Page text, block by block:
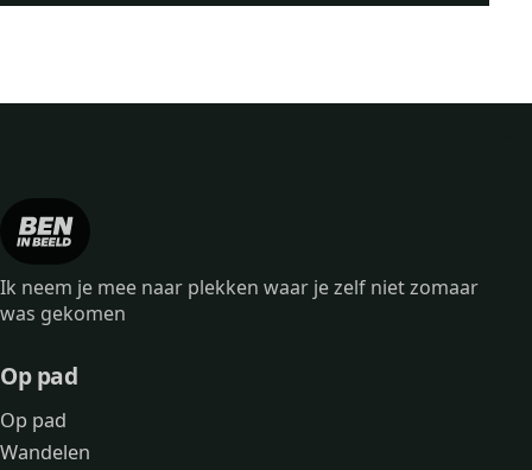
Ik neem je mee naar plekken waar je zelf niet zomaar
was gekomen
Op pad
Op pad
Wandelen